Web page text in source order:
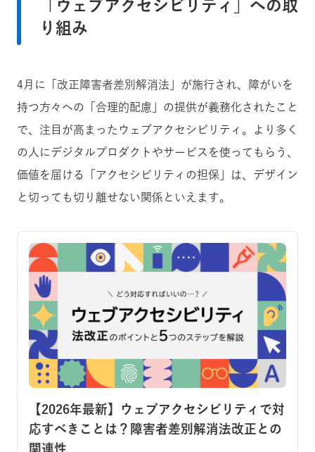
「ウェブアクセシビリティ」への取
り組み
4月に「改正障害者差別解消法」が施行され、障がいを
持つ方々への「合理的配慮」の提供が義務化されたこと
で、注目が高まった ウェブアクセシビリティ 。より多く
の人にデジタルプロダクトやサービスを使ってもらう、
価値を届ける「アクセシビリティの担保」は、デザイン
と切っても切り離せない関係といえます。
【2026年最新】ウェブアクセシビリティで対
応すべきことは？障害者差別解消法改正との
関連性